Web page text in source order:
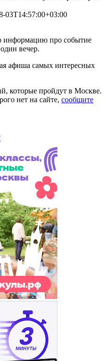
03T14:57:00+03:00
информацию про событие
вечер.
афиша самых интересных
которые пройдут в Москве.
нет на сайте, сообщите